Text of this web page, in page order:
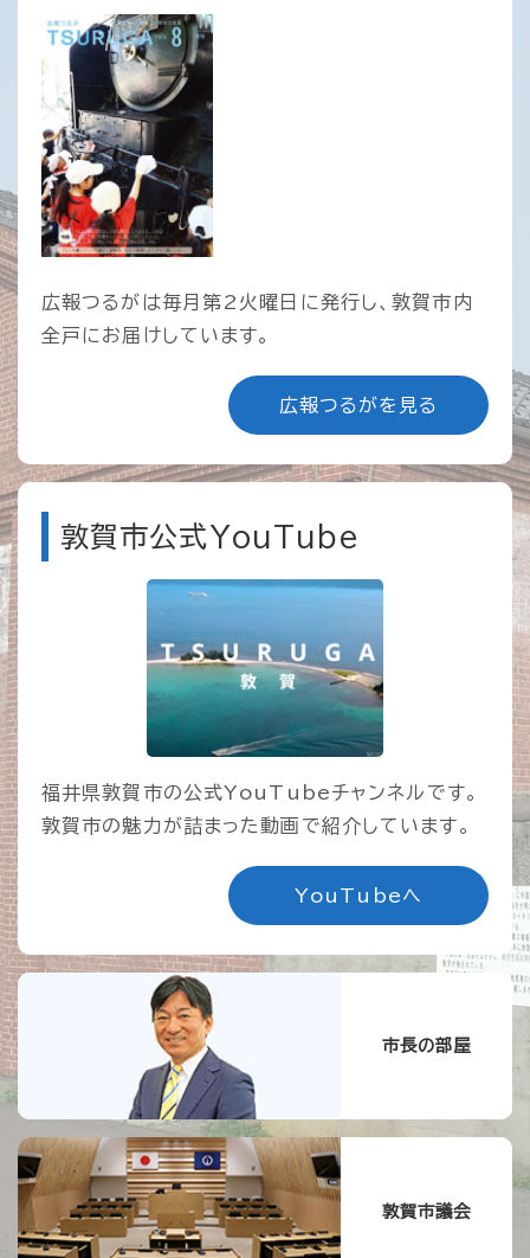
広報つるがは毎月第2火曜日に発行し、敦賀市内
全戸にお届けしています。
広報つるがを見る
敦賀市公式YouTube
福井県敦賀市の公式YouTubeチャンネルです。
敦賀市の魅力が詰まった動画で紹介しています。
YouTubeへ
市長の部屋
敦賀市議会